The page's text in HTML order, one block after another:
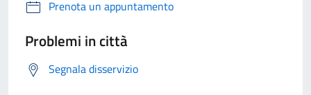
Prenota un appuntamento
Problemi in città
Segnala disservizio